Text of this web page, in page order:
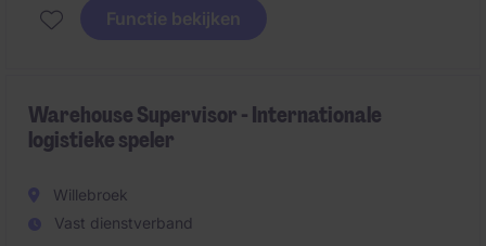
Functie bekijken
Warehouse Supervisor - Internationale
logistieke speler
Willebroek
Vast dienstverband